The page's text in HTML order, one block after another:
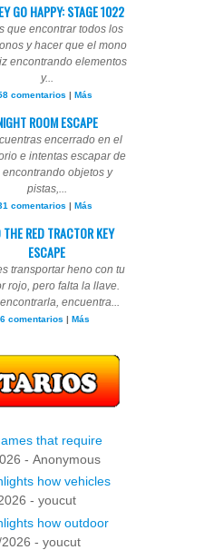
GO HAPPY: STAGE 1022
que encontrar todos los
y hacer que el mono
encontrando elementos
y...
comentarios | Más
ROOM ESCAPE
encerrado en el
e intentas escapar de
encontrando objetos y
pistas,...
comentarios | Más
THE RED TRACTOR KEY
ESCAPE
transportar heno con tu
rojo, pero falta la llave.
encuentra...
6 comentarios | Más
that require
- Anonymous
how vehicles
- youcut
how outdoor
- youcut